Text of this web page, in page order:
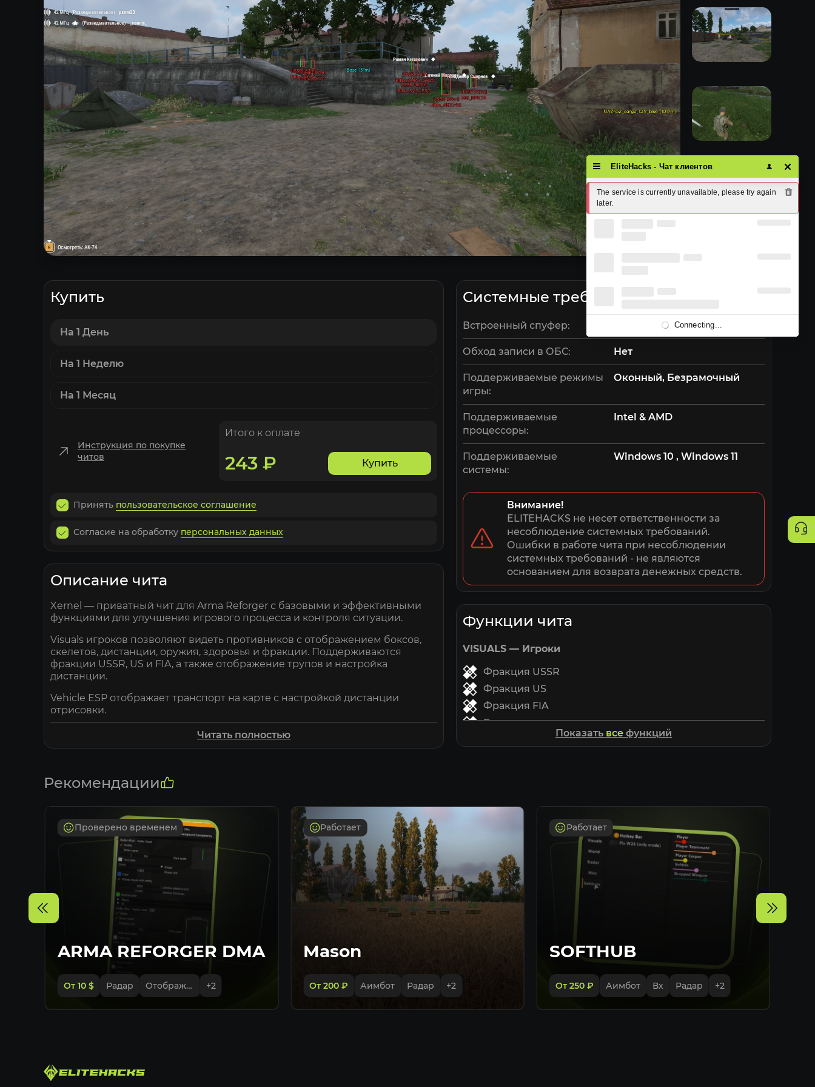
Купить
На 1 День
На 1 Неделю
На 1 Месяц
Инструкция по покупке
читов
Итого к оплате
243 ₽ Купить
Принять пользовательское соглашение
Согласие на обработку персональных данных
Описание чита
Xernel — приватный чит для Arma Reforger с базовыми и эффективными
функциями для улучшения игрового процесса и контроля ситуации.
Visuals игроков позволяют видеть противников с отображением боксов,
скелетов, дистанции, оружия, здоровья и фракции. Поддерживаются
фракции USSR, US и FIA, а также отображение трупов и настройка
дистанции.
Vehicle ESP отображает транспорт на карте с настройкой дистанции
отрисовки.
Item ESP позволяет видеть мины, базы и другие объекты с возможностью
повышения эффективности в бою.
Читать полностью
Системные требования
Встроенный спуфер:
Обход записи в ОБС: Нет
Поддерживаемые режимы
игры:
Оконный, Безрамочный
Поддерживаемые
процессоры:
Intel & AMD
Поддерживаемые
системы:
Windows 10 , Windows 11
Внимание!
ELITEHACKS не несет ответственности за
несоблюдение системных требований.
Ошибки в работе чита при несоблюдении
системных требований - не являются
основанием для возврата денежных средств.
Функции чита
VISUALS — Игроки
Фракция USSR
Фракция US
Фракция FIA
Бокс
Заполненный бокс
Полоса здоровья
Максимальная дистанция
VISUALS — Транспорт
ESP транспорта
Показать все функций
Рекомендации
Проверено временем
ARMA REFORGER DMA
От 10 $ Радар Отображение игроков, зомби +2
Работает
Mason
От 200 ₽ Аимбот Радар +2
Работает
SOFTHUB
От 250₽ Аимбот Вх Радар +2
EliteHacks - Чат клиентов
The service is currently unavailable, please try again
later.
Connecting...